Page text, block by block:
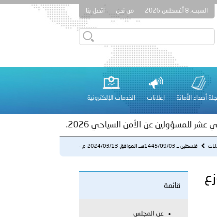
السبت، 8 أغسطس 2026 من نحن اتصل بنا
أصداء الأمانة إعلانات الخدمات الإلكترونية
الأميريين معالي النائب الأول لرئيس مجلس الوزراء
العام..
الأعيان المدنية في مدينة نـجران
عشر للمسؤولين عن الأمن السياحي 2026.
والكلية الدولية الجامعية للعلوم والصحة توقعان اتفاقية
فلسطين ــ 1445/09/03هــ الموافق 2024/03/13 م -
توزع
قائمة
عن المجلس